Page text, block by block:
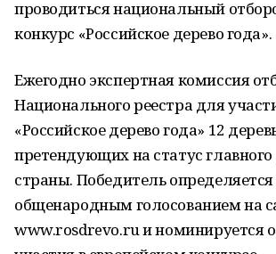
проводиться национальный
конкурс «Российское дерево года».
Ежегодно экспертная комиссия
Национального реестра для
«Российское дерево года» 12
претендующих на статус главного
страны. Победитель определяется
общенародным голосованием на
www.rosdrevo.ru и номинируется